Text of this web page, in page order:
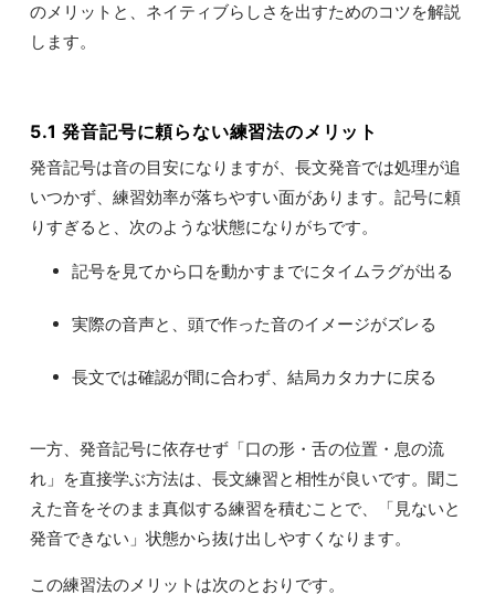
のメリットと、ネイティブらしさを出すためのコツを解説
します。
5.1 発音記号に頼らない練習法のメリット
発音記号は音の目安になりますが、長文発音では処理が追
いつかず、練習効率が落ちやすい面があります。記号に頼
りすぎると、次のような状態になりがちです。
記号を見てから口を動かすまでにタイムラグが出る
実際の音声と、頭で作った音のイメージがズレる
長文では確認が間に合わず、結局カタカナに戻る
一方、発音記号に依存せず「口の形・舌の位置・息の流
れ」を直接学ぶ方法は、長文練習と相性が良いです。聞こ
えた音をそのまま真似する練習を積むことで、「見ないと
発音できない」状態から抜け出しやすくなります。
この練習法のメリットは次のとおりです。